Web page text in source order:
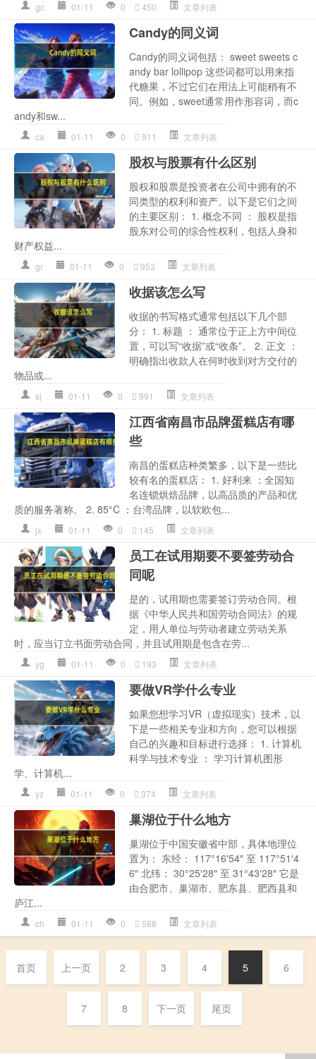
gc 01-11 0 450 文章列表
Candy的同义词
Candy的同义词包括： sweet sweets c
andy bar lollipop 这些词都可以用来指
代糖果，不过它们在用法上可能稍有不
同。例如，sweet通常用作形容词，而c
andy和sw...
ca 01-11 0 911 文章列表
股权与股票有什么区别
股权和股票是投资者在公司中拥有的不
同类型的权利和资产。以下是它们之间
的主要区别： 1. 概念不同 ： 股权是指
股东对公司的综合性权利，包括人身和
财产权益...
gr 01-11 0 953 文章列表
收据该怎么写
收据的书写格式通常包括以下几个部
分： 1. 标题 ： 通常位于正上方中间位
置，可以写“收据”或“收条”。 2. 正文 ：
明确指出收款人在何时收到对方交付的
物品或...
sj 01-11 0 991 文章列表
江西省南昌市品牌蛋糕店有哪
些
南昌的蛋糕店种类繁多，以下是一些比
较有名的蛋糕店： 1. 好利来 ：全国知
名连锁烘焙品牌，以高品质的产品和优
质的服务著称。 2. 85°C ：台湾品牌，以软欧包...
jx 01-11 0 145 文章列表
员工在试用期要不要签劳动合
同呢
是的，试用期也需要签订劳动合同。根
据《中华人民共和国劳动合同法》的规
定，用人单位与劳动者建立劳动关系
时，应当订立书面劳动合同，并且试用期是包含在劳...
yg 01-11 0 193 文章列表
要做VR学什么专业
如果您想学习VR（虚拟现实）技术，以
下是一些相关专业和方向，您可以根据
自己的兴趣和目标进行选择： 1. 计算机
科学与技术专业 ： 学习计算机图形
学、计算机...
yz 01-11 0 374 文章列表
巢湖位于什么地方
巢湖位于中国安徽省中部，具体地理位
置为： 东经： 117°16′54″ 至 117°51′4
6″ 北纬： 30°25′28″ 至 31°43′28″ 它是
由合肥市、巢湖市、肥东县、肥西县和
庐江...
ch 01-11 0 588 文章列表
首页 上一页 2 3 4 5 6
7 8 下一页 尾页